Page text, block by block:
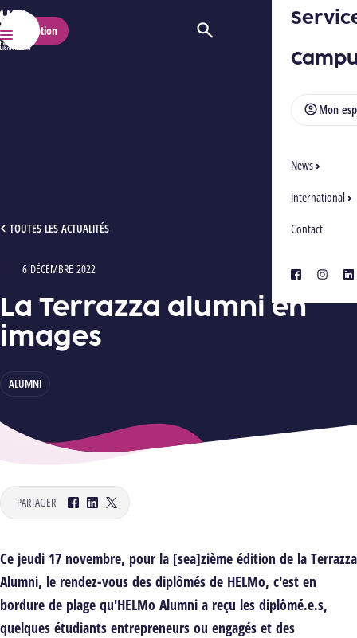
HELMo
Menu
Mon
News
International
Contact
facebook
Inscription Ouvrir/Fermer la recherche
TOUTES LES ACTUALITÉS
LA TERRAZZA ALUMNI EN IMAGES
La Terrazza alumni en
images
Type : Photos
6 DÉCEMBRE 2022
ALUMNI
PARTAGER
Facebook
LinkedInTwitter
Ce jeudi 17 novembre, pour la [sea]zième édition de la Terrazza
Alumni, le rendez-vous des diplômés de HELMo, c'est en
bordure de plage qu'HELMo Alumni a reçu les diplômé.e.s,
quelques étudiants entrepreneurs ou engagés et des